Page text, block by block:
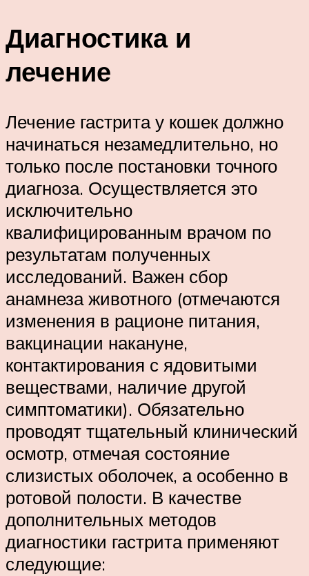
Диагностика и
лечение
Лечение гастрита у кошек должно
начинаться незамедлительно, но
только после постановки точного
диагноза. Осуществляется это
исключительно
квалифицированным врачом по
результатам полученных
исследований. Важен сбор
анамнеза животного (отмечаются
изменения в рационе питания,
вакцинации накануне,
контактирования с ядовитыми
веществами, наличие другой
симптоматики). Обязательно
проводят тщательный клинический
осмотр, отмечая состояние
слизистых оболочек, а особенно в
ротовой полости. В качестве
дополнительных методов
диагностики гастрита применяют
следующие: